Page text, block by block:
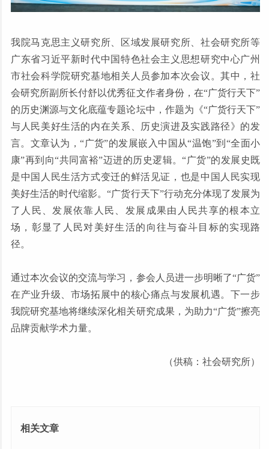
我院马克思主义研究所、区域发展研究所、社会研究所等
广东省习近平新时代中国特色社会主义思想研究中心广州
市社会科学院研究基地相关人员参加本次会议。其中，社
会研究所副所长付舒以优秀征文作者身份，在“广货行天下”
的历史渊源与文化底蕴专题论坛中，作题为《“广货行天下”
与人民美好生活的内在关系、历史演进及实践路径》的发
言。文章认为，“广货”的发展嵌入中国从“温饱”到“全面小
康”再到向“共同富裕”迈进的历史逻辑。“广货”的发展史既
是中国人民生活方式变迁的鲜活见证，也是中国人民实现
美好生活的时代缩影。“广货行天下”行动充分体现了发展为
了人民、发展依靠人民、发展成果由人民共享的根本立
场，彰显了人民对美好生活的向往与奋斗目标的实现路
径。
通过本次会议的交流与学习，参会人员进一步明晰了“广货”
在产业升级、市场拓展中的核心痛点与发展机遇。下一步
我院研究基地将继续深化相关研究成果，为助力“广货”擦亮
品牌贡献学术力量。
（供稿：社会研究所）
相关文章